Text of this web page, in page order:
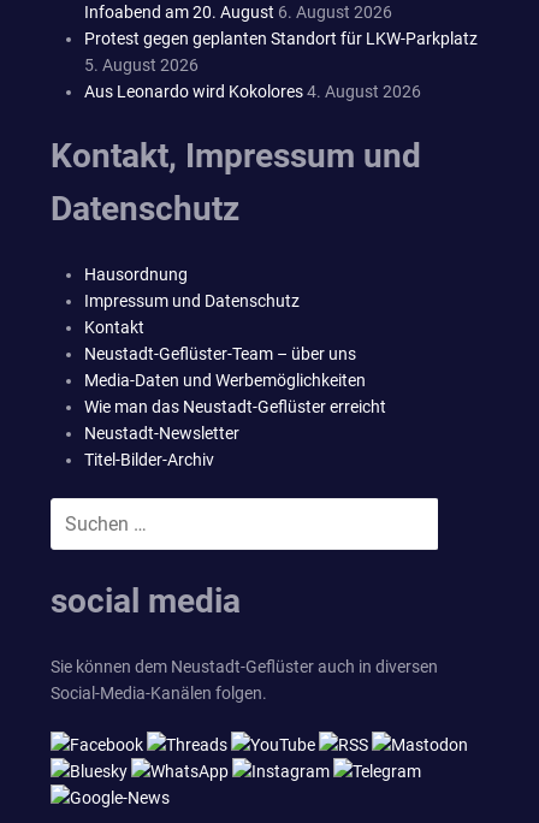
Infoabend am 20. August 6. August 2026
Protest gegen geplanten Standort für LKW-Parkplatz
5. August 2026
Aus Leonardo wird Kokolores4. August 2026
Kontakt, Impressum und
Datenschutz
Hausordnung
Impressum und Datenschutz
Kontakt
Neustadt-Geflüster-Team – über uns
Media-Daten und Werbemöglichkeiten
Wie man das Neustadt-Geflüster erreicht
Neustadt-Newsletter
Titel-Bilder-Archiv
social media
Sie können dem Neustadt-Geflüster auch in diversen
Social-Media-Kanälen folgen.